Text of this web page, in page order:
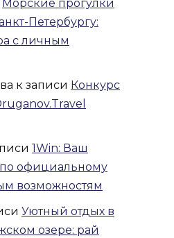
Морские прогулки
Петербургу:
с личным
к записи Конкурс
1Win: Ваш
по официальному
возможностям
Уютный отдых в
озере: рай